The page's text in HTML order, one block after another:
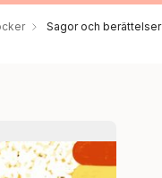
Sagor och berättelser